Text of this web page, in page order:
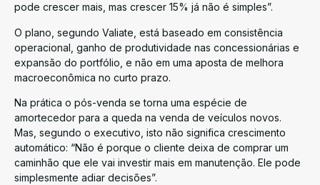
pode crescer mais, mas crescer 15% já não é simples”.
O plano, segundo Valiate, está baseado em consistência
operacional, ganho de produtividade nas concessionárias e
expansão do portfólio, e não em uma aposta de melhora
macroeconômica no curto prazo.
Na prática o pós-venda se torna uma espécie de
amortecedor para a queda na venda de veículos novos.
Mas, segundo o executivo, isto não significa crescimento
automático: “Não é porque o cliente deixa de comprar um
caminhão que ele vai investir mais em manutenção. Ele pode
simplesmente adiar decisões”.